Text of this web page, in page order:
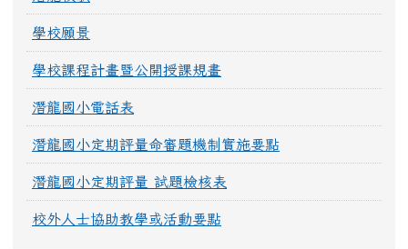
學校願景
學校課程計畫暨公開授課規畫
潛龍國小電話表
潛龍國小定期評量命審題機制實施要點
潛龍國小定期評量 試題檢核表
校外人士協助教學或活動要點